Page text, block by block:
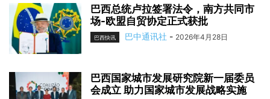
巴西总统卢拉签署法令，南方共同市
场-欧盟自贸协定正式获批
巴西快讯 巴中通讯社 - 2026年4月28日
巴西国家城市发展研究院新一届委员
会成立 助力国家城市发展战略实施